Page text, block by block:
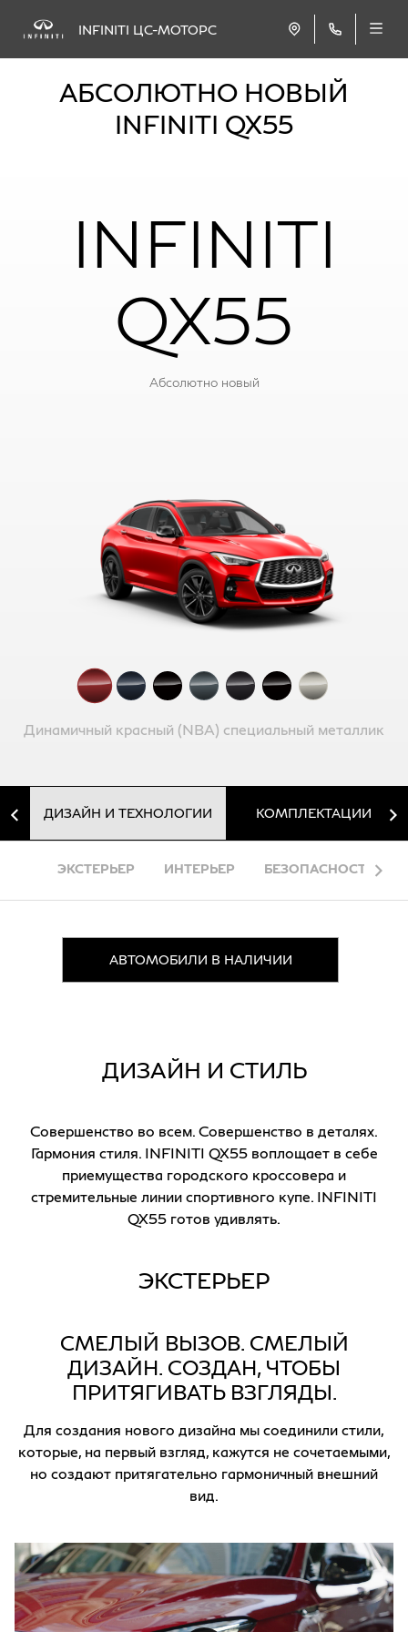
INFINITI ЦС-МОТОРС
АБСОЛЮТНО НОВЫЙ
INFINITI QX55
Динамичный красный (NBA) специальный металлик
INFINITI
QX55
Абсолютно новый
ДИЗАЙН И ТЕХНОЛОГИИ КОМПЛЕКТАЦИИ
ЭКСТЕРЬЕР ИНТЕРЬЕР БЕЗОПАСНОСТЬ
АВТОМОБИЛИ В НАЛИЧИИ
ДИЗАЙН И СТИЛЬ
Совершенство во всем. Совершенство в деталях.
Гармония стиля. INFINITI QX55 воплощает в себе
приемущества городского кроссовера и
стремительные линии спортивного купе. INFINITI
QX55 готов удивлять.
ЭКСТЕРЬЕР
СМЕЛЫЙ ВЫЗОВ. СМЕЛЫЙ
ДИЗАЙН. СОЗДАН, ЧТОБЫ
ПРИТЯГИВАТЬ ВЗГЛЯДЫ.
Для создания нового дизайна мы соединили стили,
которые, на первый взгляд, кажутся не сочетаемыми,
но создают притягательно гармоничный внешний
вид.